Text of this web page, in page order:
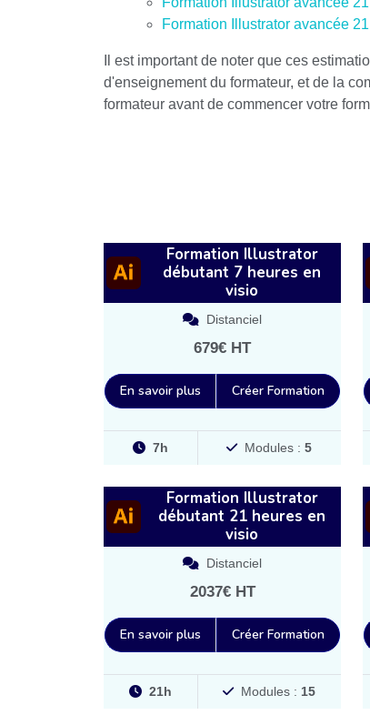
Formation Illustrator avancée
Il est important de noter que ces
d'enseignement du formateur, et de la
formateur avant de commencer votre
Formation Illustrator
débutant 7 heures en
visio
Distanciel
679€ HT
En savoir plus Créer Formation
7h Modules :5
Formation Illustrator
débutant 21 heures en
visio
Distanciel
2037€ HT
En savoir plus Créer Formation
21h Modules : 15